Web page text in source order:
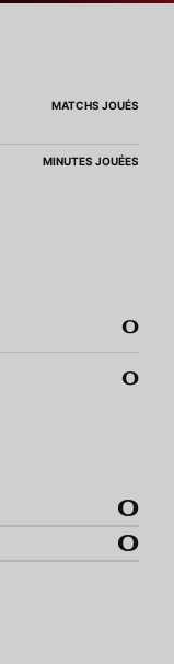
MATCHS JOUÉS
MINUTES JOUÉES
0
0
0
0